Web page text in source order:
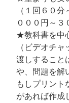
（１回６０
０００円～３
★教科書を中
（ビデオチ
渡しすること
や、問題を解
もしプリント
があれば作成